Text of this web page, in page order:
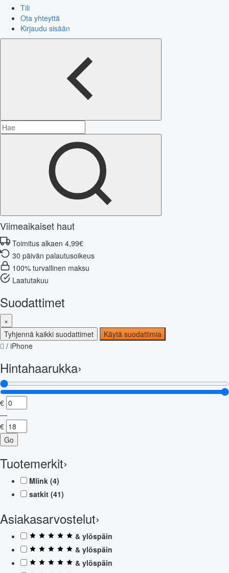
Tili
Ota yhteyttä
Kirjaudu sisään
Viimeaikaiset haut
Toimitus alkaen 4,99€
30 päivän palautusoikeus
100% turvallinen maksu
Laatutakuu
Suodattimet
×
Tyhjennä kaikki suodattimet
Käytä suodattimia
/ iPhone
Hintahaarukka›
€
—
€
Go
Tuotemerkit›
Mlink (4)
satkit (41)
Asiakasarvostelut›
& ylöspäin
& ylöspäin
& ylöspäin